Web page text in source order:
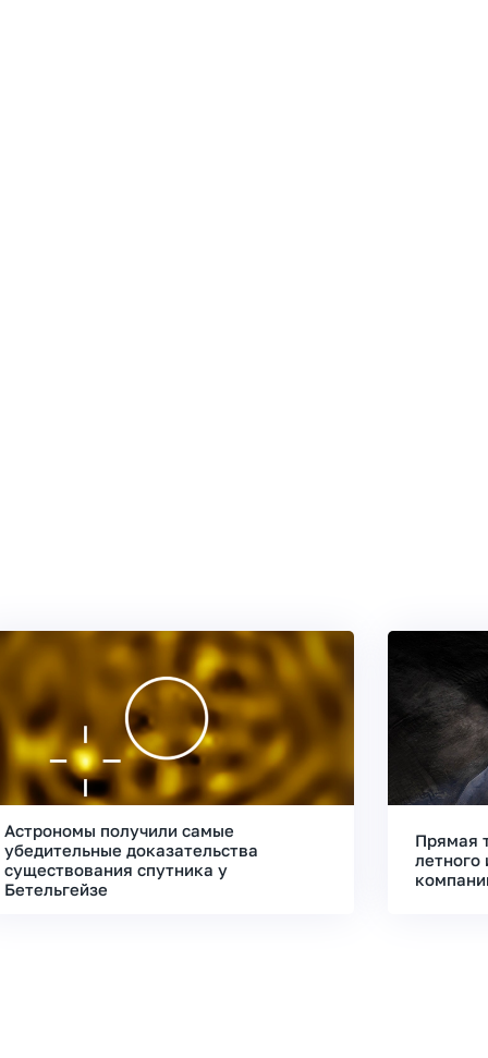
Астрономы получили самые
убедительные доказательства
существования спутника у
Бетельгейзе
Прямая
летного